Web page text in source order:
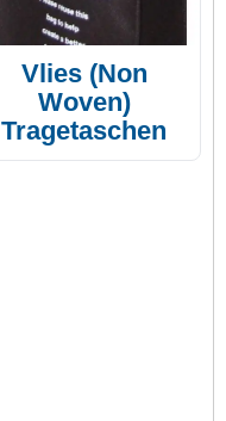
Vlies (Non
Woven)
Tragetaschen